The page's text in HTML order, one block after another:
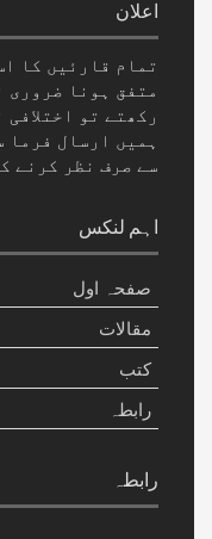
اعلان
تمام قارئیں کا
متفق ہونا ضروری
رکھتے تو
ہمیں ارسال
سے صرف نظر کرنے
اہم لنکس
صفحہ اول
مقالات
کتب
رابطہ
رابطہ